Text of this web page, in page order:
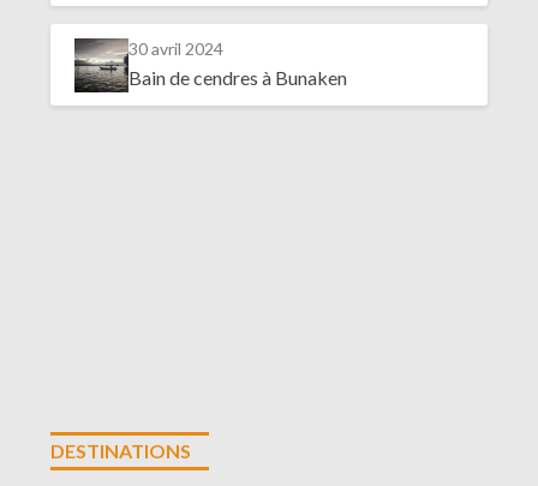
30 avril 2024
Bain de cendres à Bunaken
DESTINATIONS